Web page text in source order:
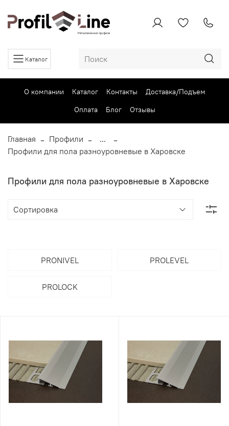
Каталог
О компании Каталог Контакты
Доставка/Подъем
Оплата
Блог Отзывы
Главная Профили
...
Профили для пола разноуровневые в Харовске
Профили для пола разноуровневые в Харовске
PRONIVEL PROLEVEL
PROLOCK